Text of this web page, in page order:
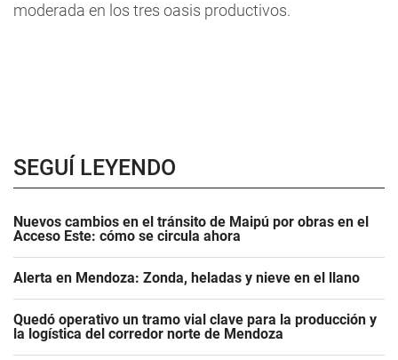
moderada en los tres oasis productivos.
SEGUÍ LEYENDO
Nuevos cambios en el tránsito de Maipú por obras en el
Acceso Este: cómo se circula ahora
Alerta en Mendoza: Zonda, heladas y nieve en el llano
Quedó operativo un tramo vial clave para la producción y
la logística del corredor norte de Mendoza